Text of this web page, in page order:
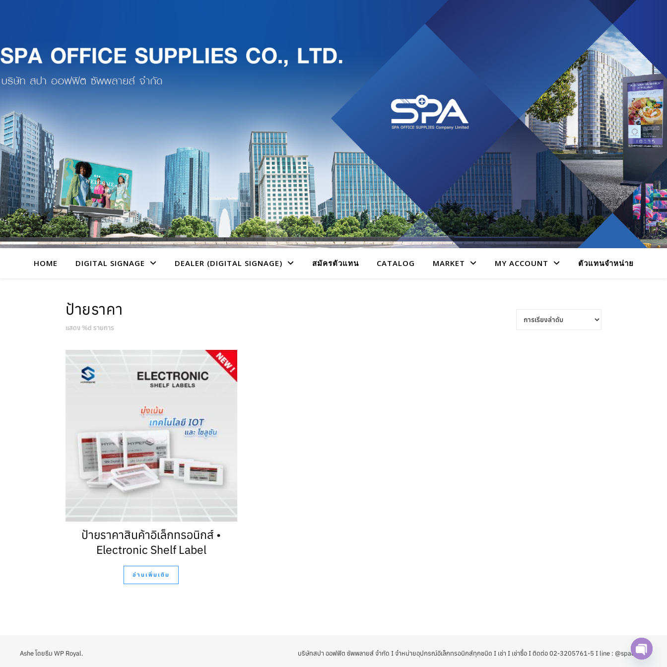
HOME DIGITAL SIGNAGE DEALER (DIGITAL SIGNAGE) สมัครตัวแทน CATALOG MARKET MY ACCOUNT ตัวแทนจำหน่าย
ป้ายราคา
แสดง %d รายการ
ป้ายราคาสินค้าอิเล็กทรอนิกส์ •
Electronic Shelf Label
อ่านเพิ่มเติม
บริษัทสปา ออฟฟิต ซัพพลายส์ จำกัด I จำหน่ายอุปกรณ์อิเล็กทรอนิกส์ทุกชนิด I เช่า I เช่าซื้อ I ติดต่อ 02-3205761-5 I line : @spaoffice
Ashe โดยธีม WP Royal. Open